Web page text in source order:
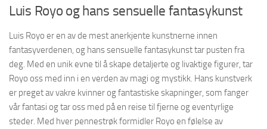
Luis Royo og hans sensuelle fantasykunst
Luis Royo er en av de mest anerkjente kunstnerne innen
fantasyverdenen, og hans sensuelle fantasykunst tar pusten fra
deg. Med en unik evne til å skape detaljerte og livaktige figurer, tar
Royo oss med inn i en verden av magi og mystikk. Hans kunstverk
er preget av vakre kvinner og fantastiske skapninger, som fanger
vår fantasi og tar oss med på en reise til fjerne og eventyrlige
steder. Med hver pennestrøk formidler Royo en følelse av